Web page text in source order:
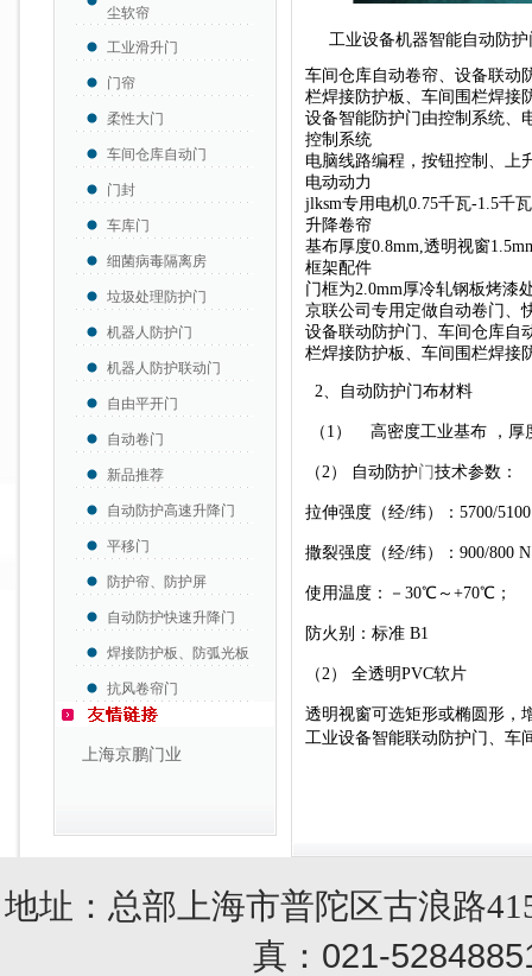
尘软帘
工业滑升门
门帘
柔性大门
车间仓库自动门
门封
车库门
细菌病毒隔离房
垃圾处理防护门
机器人防护门
机器人防护联动门
自由平开门
自动卷门
新品推荐
自动防护高速升降门
平移门
防护帘、防护屏
自动防护快速升降门
焊接防护板、防弧光板
抗风卷帘门
上海京鹏门业
工业设备机器智能自动防护
车间仓库自动卷帘、设备联动
栏焊接防护板、车间围栏焊接
设备智能防护门由控制系统、
控制系统
电脑线路编程，按钮控制、上
电动动力
jlksm专用电机0.75千瓦-1.5千
升降卷帘
基布厚度0.8mm,透明视窗
框架配件
门框为2.0mm厚冷轧钢板烤漆
京联公司专用定做自动卷门、
设备联动防护门、车间仓库自
栏焊接防护板、车间围栏焊接
2、自动防护门布材料
（ 1 ） 高密度工业基布 ，厚
（2） 自动防护门技术参数：
拉伸强度（经/纬）： 5700/
撒裂强度（经/纬）： 900/800 N
使用温度：－ 30℃～ +70℃；
防火别：标准 B1
（2） 全透明PVC软片
透明视窗可选矩形或椭圆形，
工业设备智能联动防护门、车
地址：总部上海市普陀区古浪路
真： 021-